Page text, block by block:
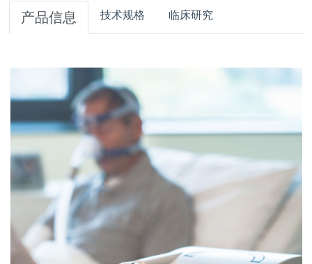
双层过滤，能够有效阻挡空气中的有害颗粒
产品信息 技术规格 临床研究